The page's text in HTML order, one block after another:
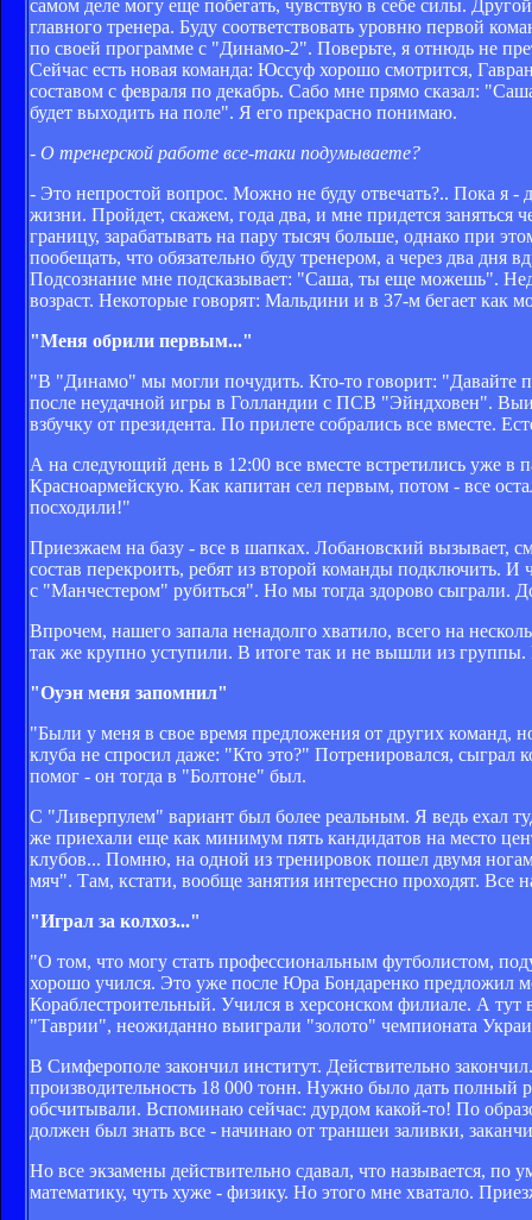
самом деле могу еще побегать, чувствую в себе силы.
главного тренера. Буду соответствовать уровню первой
по своей программе с "Динамо-2". Поверьте, я отнюдь не
Сейчас есть новая команда: Юссуф хорошо смотрится,
составом с февраля по декабрь. Сабо мне прямо сказал:
будет выходить на поле". Я его прекрасно понимаю.
- О тренерской работе все-таки подумываете?
- Это непростой вопрос. Можно не буду отвечать?.. Пока я
жизни. Пройдет, скажем, года два, и мне придется заняться
границу, зарабатывать на пару тысяч больше, однако при
пообещать, что обязательно буду тренером, а через два
Подсознание мне подсказывает: "Саша, ты еще можешь".
возраст. Некоторые говорят: Мальдини и в 37-м бегает
"Меня обрили первым..."
"В "Динамо" мы могли почудить. Кто-то говорит: "Давайте
после неудачной игры в Голландии с ПСВ "Эйндховен".
взбучку от президента. По прилете собрались все вместе.
А на следующий день в 12:00 все вместе встретились уже в
Красноармейскую. Как капитан сел первым, потом - все
посходили!"
Приезжаем на базу - все в шапках. Лобановский вызывает,
состав перекроить, ребят из второй команды подключить.
с "Манчестером" рубиться". Но мы тогда здорово сыграли.
Впрочем, нашего запала ненадолго хватило, всего на
так же крупно уступили. В итоге так и не вышли из
"Оуэн меня запомнил"
"Были у меня в свое время предложения от других команд,
клуба не спросил даже: "Кто это?" Потренировался,
помог - он тогда в "Болтоне" был.
С "Ливерпулем" вариант был более реальным. Я ведь ехал
же приехали еще как минимум пять кандидатов на место
клубов... Помню, на одной из тренировок пошел двумя
мяч". Там, кстати, вообще занятия интересно проходят.
"Играл за колхоз..."
"О том, что могу стать профессиональным футболистом,
хорошо учился. Это уже после Юра Бондаренко предложил
Кораблестроительный. Учился в херсонском филиале. А
"Таврии", неожиданно выиграли "золото" чемпионата
В Симферополе закончил институт. Действительно
производительность 18 000 тонн. Нужно было дать полный
обсчитывали. Вспоминаю сейчас: дурдом какой-то! По
должен был знать все - начинаю от траншеи заливки,
Но все экзамены действительно сдавал, что называется, по
математику, чуть хуже - физику. Но этого мне хватало.